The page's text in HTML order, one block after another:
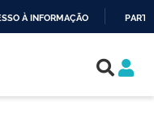
À INFORMAÇÃO